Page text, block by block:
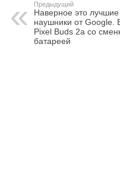
Предыдущий
Наверное это лучшие
наушники от Google.
Pixel Buds 2a со
батареей